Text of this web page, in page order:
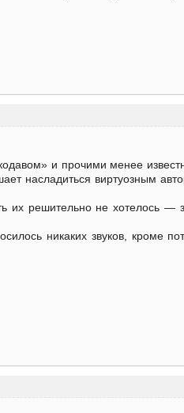
и прочими менее
насладиться виртуозным
их решительно не хотелось —
никаких звуков, кроме